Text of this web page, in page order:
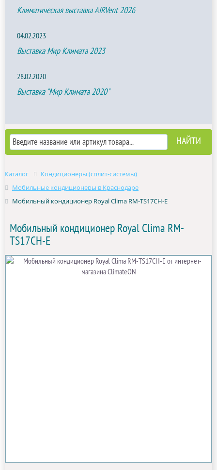
Климатическая выставка AIRVent 2026
04.02.2023
Выставка Мир Климата 2023
28.02.2020
Выставка "Мир Климата 2020"
Каталог
Кондиционеры (сплит-системы)
Мобильные кондиционеры в Краснодаре
Мобильный кондиционер Royal Clima RM-TS17CH-E
Мобильный кондиционер Royal Clima RM-
TS17CH-E